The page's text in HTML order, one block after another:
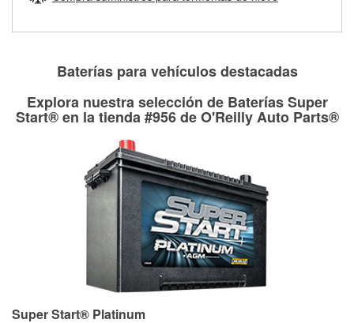
partes de reemplazo correctas para tu reparación.
Rectificación de tambores y discos de freno
Baterías para vehículos destacadas
Explora nuestra selección de Baterías Super
Start® en la tienda #956 de O'Reilly Auto Parts®
Super Start® Platinum